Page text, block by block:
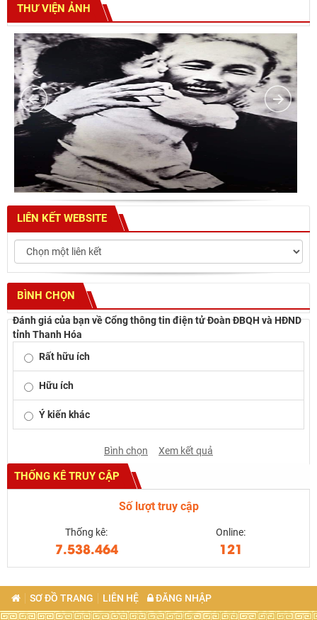
THƯ VIỆN ẢNH
LIÊN KẾT WEBSITE
BÌNH CHỌN
Đánh giá của bạn về Cổng thông tin điện tử Đoàn ĐBQH và HĐND
tỉnh Thanh Hóa
Rất hữu ích
Hữu ích
Ý kiến khác
Bình chọn Xem kết quả
THỐNG KÊ TRUY CẬP
Số lượt truy cập
Thống kê:
7.538.464
Online:
121
SƠ ĐỒ TRANG LIÊN HỆ ĐĂNG NHẬP